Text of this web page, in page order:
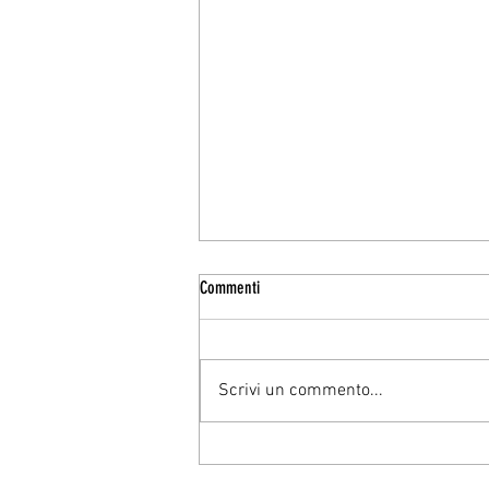
LA LIBIDO SECONDO FREUD E JUNG
Commenti
Scrivi un commento...